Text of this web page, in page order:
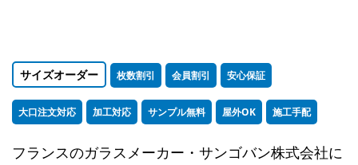
サイズオーダー 枚数割引 会員割引 安心保証
大口注文対応 加工対応 サンプル無料 屋外OK 施工手配
フランスのガラスメーカー・サンゴバン株式会社に